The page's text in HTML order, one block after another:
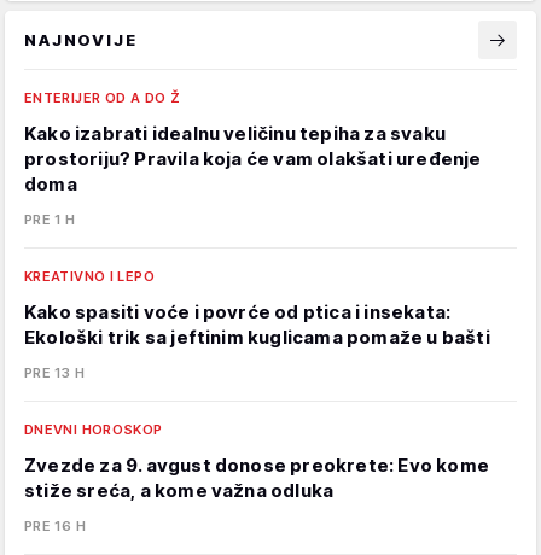
NAJNOVIJE
ENTERIJER OD A DO Ž
Kako izabrati idealnu veličinu tepiha za svaku
prostoriju? Pravila koja će vam olakšati uređenje
doma
PRE 1 H
KREATIVNO I LEPO
Kako spasiti voće i povrće od ptica i insekata:
Ekološki trik sa jeftinim kuglicama pomaže u bašti
PRE 13 H
DNEVNI HOROSKOP
Zvezde za 9. avgust donose preokrete: Evo kome
stiže sreća, a kome važna odluka
PRE 16 H